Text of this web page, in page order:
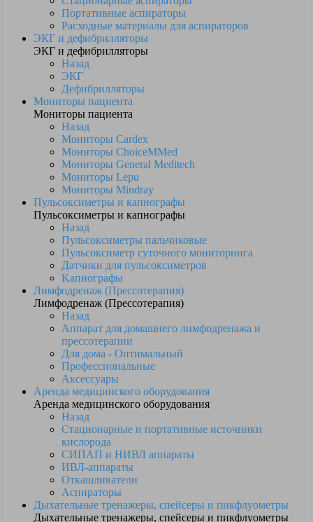
Портативные аспираторы
Расходные материалы для аспираторов
ЭКГ и дефибрилляторы
ЭКГ и дефибрилляторы
Назад
ЭКГ
Дефибрилляторы
Мониторы пациента
Мониторы пациента
Назад
Мониторы Cardex
Мониторы ChoiceMMed
Мониторы General Meditech
Мониторы Lepu
Мониторы Mindray
Пульсоксиметры и капнографы
Пульсоксиметры и капнографы
Назад
Пульсоксиметры пальчиковые
Пульсоксиметр суточного мониторинга
Датчики для пульсоксиметров
Kапнографы
Лимфодренаж (Прессотерапия)
Лимфодренаж (Прессотерапия)
Назад
Аппарат для домашнего лимфодренажа и
прессотерапии
Для дома - Оптимальный
Профессиональные
Аксессуары
Аренда медицинского оборудования
Аренда медицинского оборудования
Назад
Стационарные и портативные источники
кислорода
СИПАП и НИВЛ аппараты
ИВЛ-аппараты
Откашливатели
Аспираторы
Дыхательные тренажеры, спейсеры и пикфлуометры
Дыхательные тренажеры, спейсеры и пикфлуометры